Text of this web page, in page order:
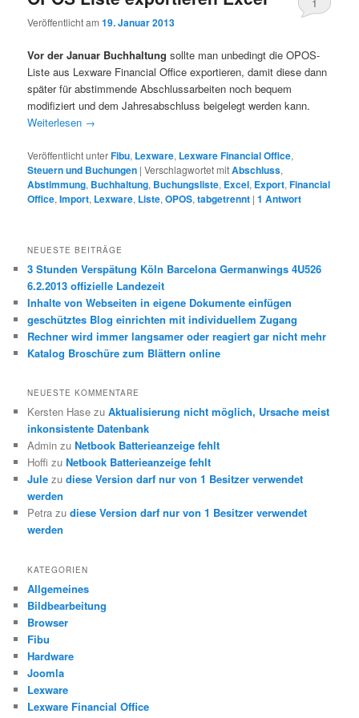
Veröffentlicht am19. Januar 2013
1
Vor der Januar Buchhaltung sollte man unbedingt die OPOS-
Liste aus Lexware Financial Office exportieren, damit diese dann
später für abstimmende Abschlussarbeiten noch bequem
modifiziert und dem Jahresabschluss beigelegt werden kann.
Weiterlesen →
Veröffentlicht unterFibu, Lexware, Lexware Financial Office,
Steuern und Buchungen |Verschlagwortet mitAbschluss,
Abstimmung, Buchhaltung, Buchungsliste, Excel, Export,Financial
Office,Import, Lexware, Liste,OPOS,tabgetrennt |1 Antwort
NEUESTE BEITRÄGE
3 Stunden Verspätung Köln Barcelona Germanwings 4U526
6.2.2013 offizielle Landezeit
Inhalte von Webseiten in eigene Dokumente einfügen
geschütztes Blog einrichten mit individuellem Zugang
Rechner wird immer langsamer oder reagiert gar nicht mehr
Katalog Broschüre zum Blättern online
NEUESTE KOMMENTARE
Kersten Hase zuAktualisierung nicht möglich, Ursache meist
inkonsistente Datenbank
Admin zuNetbook Batterieanzeige fehlt
Hoffi zuNetbook Batterieanzeige fehlt
Jule zudiese Version darf nur von 1 Besitzer verwendet
werden
Petra zudiese Version darf nur von 1 Besitzer verwendet
werden
KATEGORIEN
Allgemeines
Bildbearbeitung
Browser
Fibu
Hardware
Joomla
Lexware
Lexware Financial Office